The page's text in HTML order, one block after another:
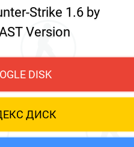
Strike 1.6 by
Version
DISK
ДИСК